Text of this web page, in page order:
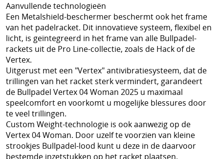
Aanvullende technologieën
Een Metalshield-beschermer beschermt ook het frame
van het padelracket. Dit innovatieve systeem, flexibel en
licht, is geïntegreerd in het frame van alle Bullpadel-
rackets uit de Pro Line-collectie, zoals de Hack of de
Vertex.
Uitgerust met een "Vertex" antivibratiesysteem, dat de
trillingen van het racket sterk vermindert, garandeert
de Bullpadel Vertex 04 Woman 2025 u maximaal
speelcomfort en voorkomt u mogelijke blessures door
te veel trillingen.
Custom Weight-technologie is ook aanwezig op de
Vertex 04 Woman. Door uzelf te voorzien van kleine
strookjes Bullpadel-lood kunt u deze in de daarvoor
bestemde inzetstukken op het racket plaatsen.